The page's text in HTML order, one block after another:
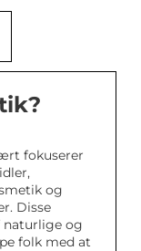
fokuserer
og
Disse
naturlige og
folk med at